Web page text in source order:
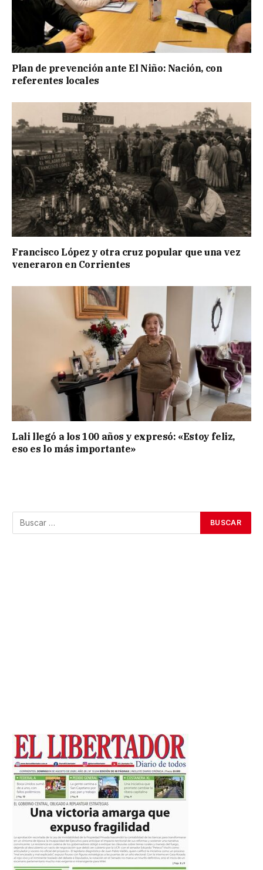
Plan de prevención ante El Niño: Nación, con
referentes locales
Francisco López y otra cruz popular que una vez
veneraron en Corrientes
Lali llegó a los 100 años y expresó: «Estoy feliz,
eso es lo más importante»